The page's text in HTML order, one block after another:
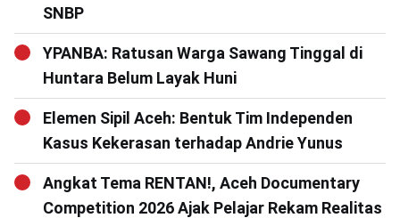
SNBP
YPANBA: Ratusan Warga Sawang Tinggal di
Huntara Belum Layak Huni
Elemen Sipil Aceh: Bentuk Tim Independen
Kasus Kekerasan terhadap Andrie Yunus
Angkat Tema RENTAN!, Aceh Documentary
Competition 2026 Ajak Pelajar Rekam Realitas